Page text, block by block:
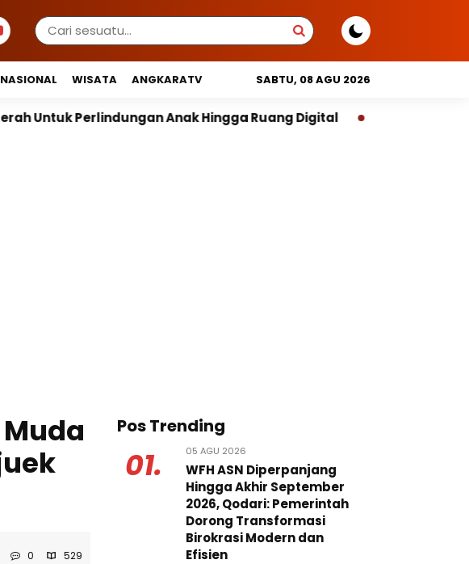
NASIONAL WISATA ANGKARATV SABTU, 08 AGU 2026
Anak Hingga Ruang Digital Pemprov DKI Libatkan Lintas
0 529
Pos Trending
01. 05 AGU 2026
WFH ASN Diperpanjang
Hingga Akhir September
2026, Qodari: Pemerintah
Dorong Transformasi
Birokrasi Modern dan
Efisien